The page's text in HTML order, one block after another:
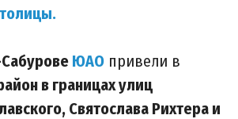
ЮАО привели в
в границах улиц
Святослава Рихтера и